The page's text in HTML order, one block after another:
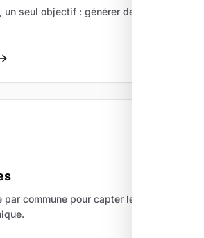
un seul objectif : générer des leads
par commune pour capter le trafic